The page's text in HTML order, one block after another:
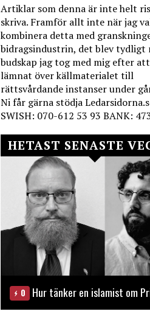
Artiklar som denna är inte helt
skriva. Framför allt inte när jag
kombinera detta med
bidragsindustrin, det blev tydligt
budskap jag tog med mig efter
lämnat över källmaterialet till
rättsvårdande instanser under
Ni får gärna stödja
SWISH: 070-612 53 93 BANK:
HETAST SENASTE
0 Hur tänker en islamist om